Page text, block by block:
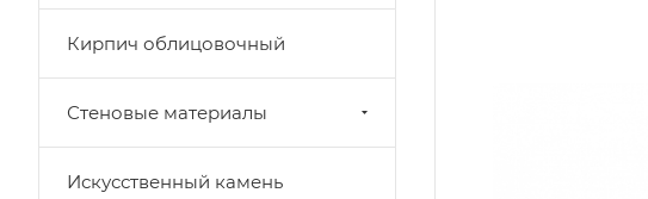
Кирпич облицовочный
Стеновые материалы
Искусственный камень